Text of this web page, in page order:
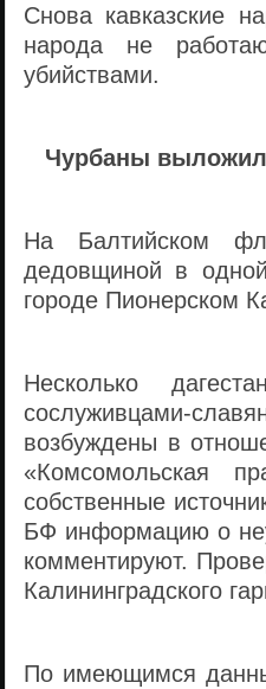
Снова кавказские
народа не
убийствами.
Чурбаны
На Балтийском
дедовщиной в
городе Пионерском
Несколько
сослуживцами-
возбуждены в
«Комсомольская
собственные
БФ информацию о
комментируют.
Калининградского
По имеющимся